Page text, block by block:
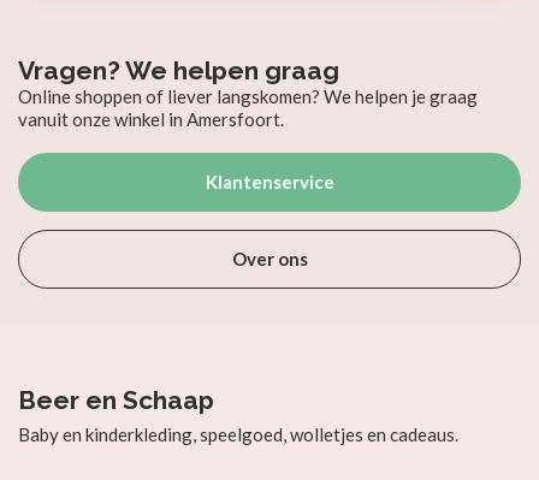
Vragen? We helpen graag
Online shoppen of liever langskomen? We helpen je graag
vanuit onze winkel in Amersfoort.
Klantenservice
Over ons
Beer en Schaap
Baby en kinderkleding, speelgoed, wolletjes en cadeaus.